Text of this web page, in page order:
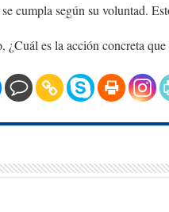
cumpla según su voluntad.
¿Cuál es la acción concreta